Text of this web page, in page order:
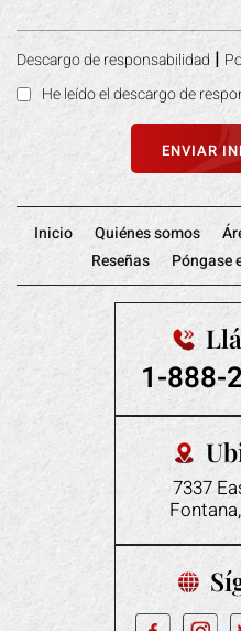
Descargo de responsabilidad |
He leído el descargo de
Inicio Quiénes somos
Reseñas
Póngase
1-888-
7337